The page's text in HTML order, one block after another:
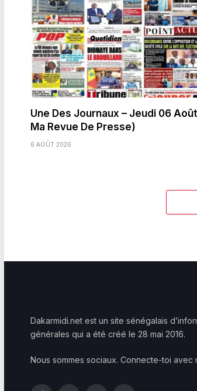
Une Des Journaux – Jeudi 06
Ma Revue De Presse)
6 AOÛT 2026
Dakarmidi.net est un site sénégalais
générales qui a été créé le 28 mai 2016.
Nous sommes sociaux. Connecte-toi avec